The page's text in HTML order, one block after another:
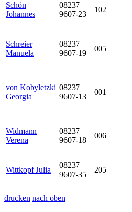
Schön
Johannes
08237
9607-23
102
Schreier
Manuela
08237
9607-19
005
von Kobyletzki
Georgia
08237
9607-13
001
Widmann
Verena
08237
9607-18
006
Wittkopf Julia
08237
9607-35
205
drucken nach oben